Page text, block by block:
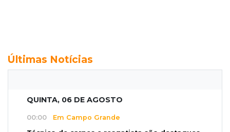
Últimas Notícias
QUINTA, 06 DE AGOSTO
00:00 Em Campo Grande